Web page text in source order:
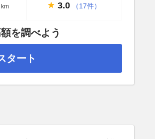
km 3.0 （17件）
を調べよう
タート